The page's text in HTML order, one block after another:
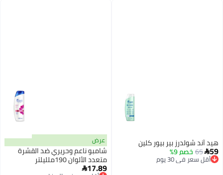
بير بيور كلين
خصم 9%
30 يوم شامبو ناعم وحريري ضد القشرة
متعدد الألوان 190ملليلتر
أقل سعر في السنة